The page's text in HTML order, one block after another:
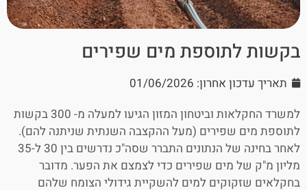
בקשות לתוספת מים שפירים
תאריך עדכון אחרון: 01/06/2026
למשרד החקלאות וביטחון המזון הגיעו למעלה מ- 300 בקשות
לתוספת מים שפירים (מעל ההקצבה השנתית שניתנה להם).
לאחר בחינה של הנתונים התברר שסה"כ נדרשים בין 30 ל-35
מליון מ"ק של מים שפירים כדי לצמצם את הפער. מדובר
בחקלאים שזקוקים למים להשקיית גידולי הצומח שלהם